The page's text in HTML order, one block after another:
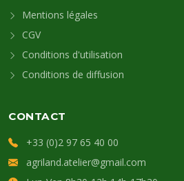
Mentions légales
CGV
Conditions d'utilisation
Conditions de diffusion
CONTACT
+33 (0)2 97 65 40 00
agriland.atelier@gmail.com